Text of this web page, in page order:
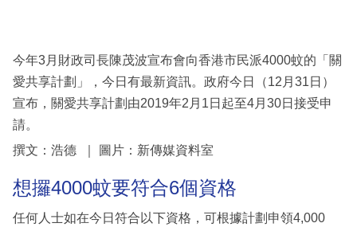
區
今年3月財政司長陳茂波宣布會向香港市民派4000蚊的「關
愛共享計劃」，今日有最新資訊。政府今日（12月31日）
宣布，關愛共享計劃由2019年2月1日起至4月30日接受申
請。
撰文：浩德 ｜ 圖片：新傳媒資料室
想攞4000蚊要符合6個資格
任何人士如在今日符合以下資格，可根據計劃申領4,000